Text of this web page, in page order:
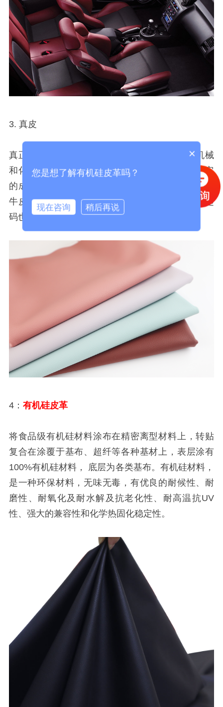
3. 真皮
真正由动物身上剥下来的皮，经过一系列物理机械
和化学处理后做成的皮料才是真正的真皮，显然它
的成本要远高于人造革，汽车上用的最多的是头层
牛皮或者二层牛皮，一张全真皮的座椅，光皮料起
码也得几千乃至上万的成本，
4： 有机硅皮革
将食品级有机硅材料涂布在精密离型材料上，转贴
复合在涂覆于基布、超纤等各种基材上，表层涂有
100%有机硅材料， 底层为各类基布。有机硅材料，
是一种环保材料，无味无毒，有优良的耐候性、耐
磨性、耐氧化及耐水解及抗老化性、耐高温抗UV
性、强大的兼容性和化学热固化稳定性。
×
您是想了解有机硅皮革吗？
现在咨询 稍后再说